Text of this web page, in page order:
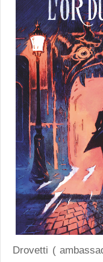
Drovetti (